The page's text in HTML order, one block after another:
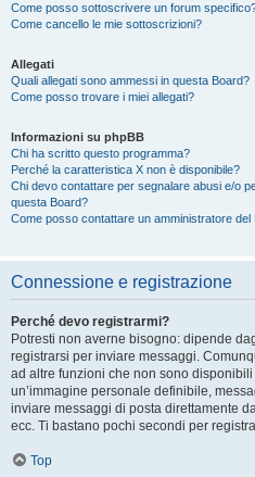
Come posso sottoscrivere un forum
Come cancello le mie sottoscrizioni?
Allegati
Quali allegati sono ammessi in questa Board?
Come posso trovare i miei allegati?
Informazioni su phpBB
Chi ha scritto questo programma?
Perché la caratteristica X non è disponibile?
Chi devo contattare per segnalare abusi e/o
questa Board?
Come posso contattare un amministratore del
Connessione e registrazione
Perché devo registrarmi?
Potresti non averne bisogno: dipende
registrarsi per inviare messaggi.
ad altre funzioni che non sono
un’immagine personale definibile,
inviare messaggi di posta direttamente
ecc. Ti bastano pochi secondi per
Top